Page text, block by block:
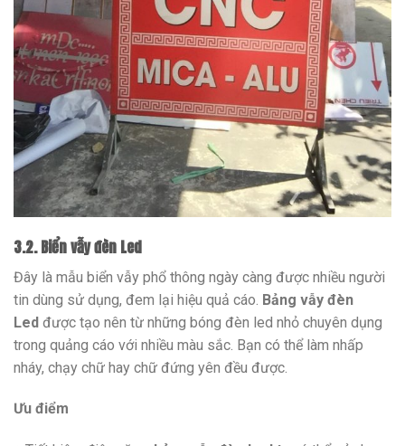
3.2. Biển vẫy đèn Led
Đây là mẫu biển vẫy phổ thông ngày càng được nhiều người
tin dùng sử dụng, đem lại hiệu quả cáo. Bảng vẫy đèn
Led được tạo nên từ những bóng đèn led nhỏ chuyên dụng
trong quảng cáo với nhiều màu sắc. Bạn có thể làm nhấp
nháy, chạy chữ hay chữ đứng yên đều được.
Ưu điểm